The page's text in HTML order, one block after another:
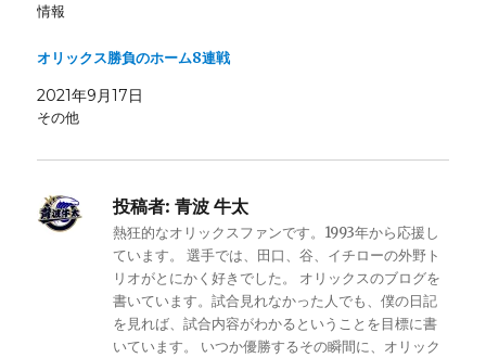
情報
オリックス勝負のホーム8連戦
2021年9月17日
その他
投稿者: 青波 牛太
熱狂的なオリックスファンです。1993年から応援し
ています。 選手では、田口、谷、イチローの外野ト
リオがとにかく好きでした。 オリックスのブログを
書いています。試合見れなかった人でも、僕の日記
を見れば、試合内容がわかるということを目標に書
いています。 いつか優勝するその瞬間に、オリック